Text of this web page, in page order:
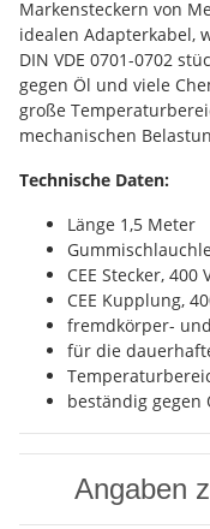
Markensteckern von
idealen Adapterkabel,
DIN VDE 0701-0702
gegen Öl und viele
große
mechanischen
Technische Daten:
Länge 1,5 Meter
CEE Stecker, 400
CEE Kupplung,
fremdkörper-
für die
beständig gegen
Angaben